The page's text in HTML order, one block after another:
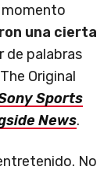
momento
una cierta
de palabras
Original
Sports
News.
No